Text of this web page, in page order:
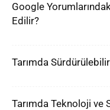
Google
Edilir?
Tarımda
Tarımda Teknoloji